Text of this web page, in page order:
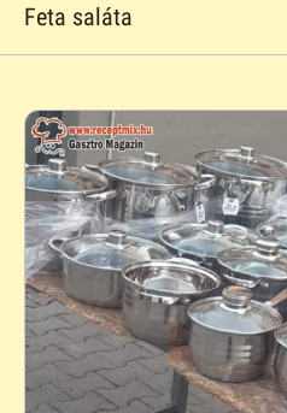
Feta saláta